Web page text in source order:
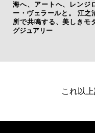
海へ、アートへ、レンジ
ー・ヴェラールと。 江之
所で共鳴する、美しきモ
グジュアリー
これ以